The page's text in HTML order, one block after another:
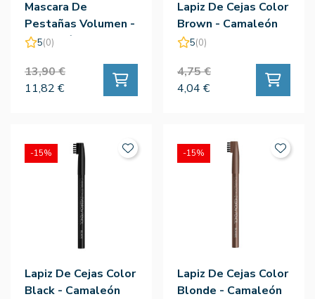
Mascara De
Pestañas Volumen -
Camaleón
5(0)
13,90 €
11,82 €
Lapiz De Cejas Color
Brown - Camaleón
5(0)
4,75 €
4,04 €
Lapiz De Cejas Color
Black - Camaleón
-15%
Lapiz De Cejas Color
Blonde - Camaleón
-15%